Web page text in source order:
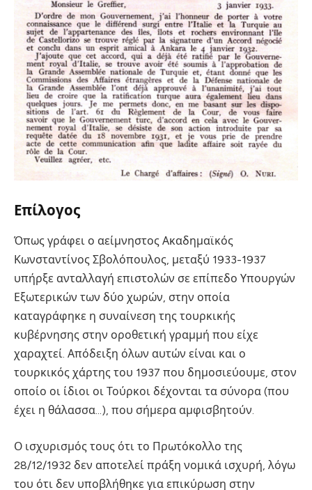
Επίλογος
Όπως γράφει ο αείμνηστος Ακαδημαϊκός
Κωνσταντίνος Σβολόπουλος, μεταξύ 1933-1937
υπήρξε ανταλλαγή επιστολών σε επίπεδο Υπουργών
Εξωτερικών των δύο χωρών, στην οποία
καταγράφηκε η συναίνεση της τουρκικής
κυβέρνησης στην οροθετική γραμμή που είχε
χαραχτεί. Απόδειξη όλων αυτών είναι και ο
τουρκικός χάρτης του 1937 που δημοσιεύουμε, στον
οποίο οι ίδιοι οι Τούρκοι δέχονται τα σύνορα (που
έχει η θάλασσα…), που σήμερα αμφισβητούν.
Ο ισχυρισμός τους ότι το Πρωτόκολλο της
28/12/1932 δεν αποτελεί πράξη νομικά ισχυρή, λόγω
του ότι δεν υποβλήθηκε για επικύρωση στην